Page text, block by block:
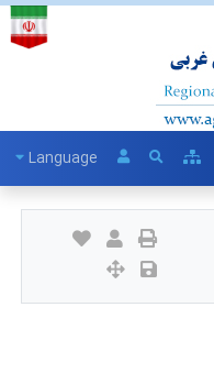
Language